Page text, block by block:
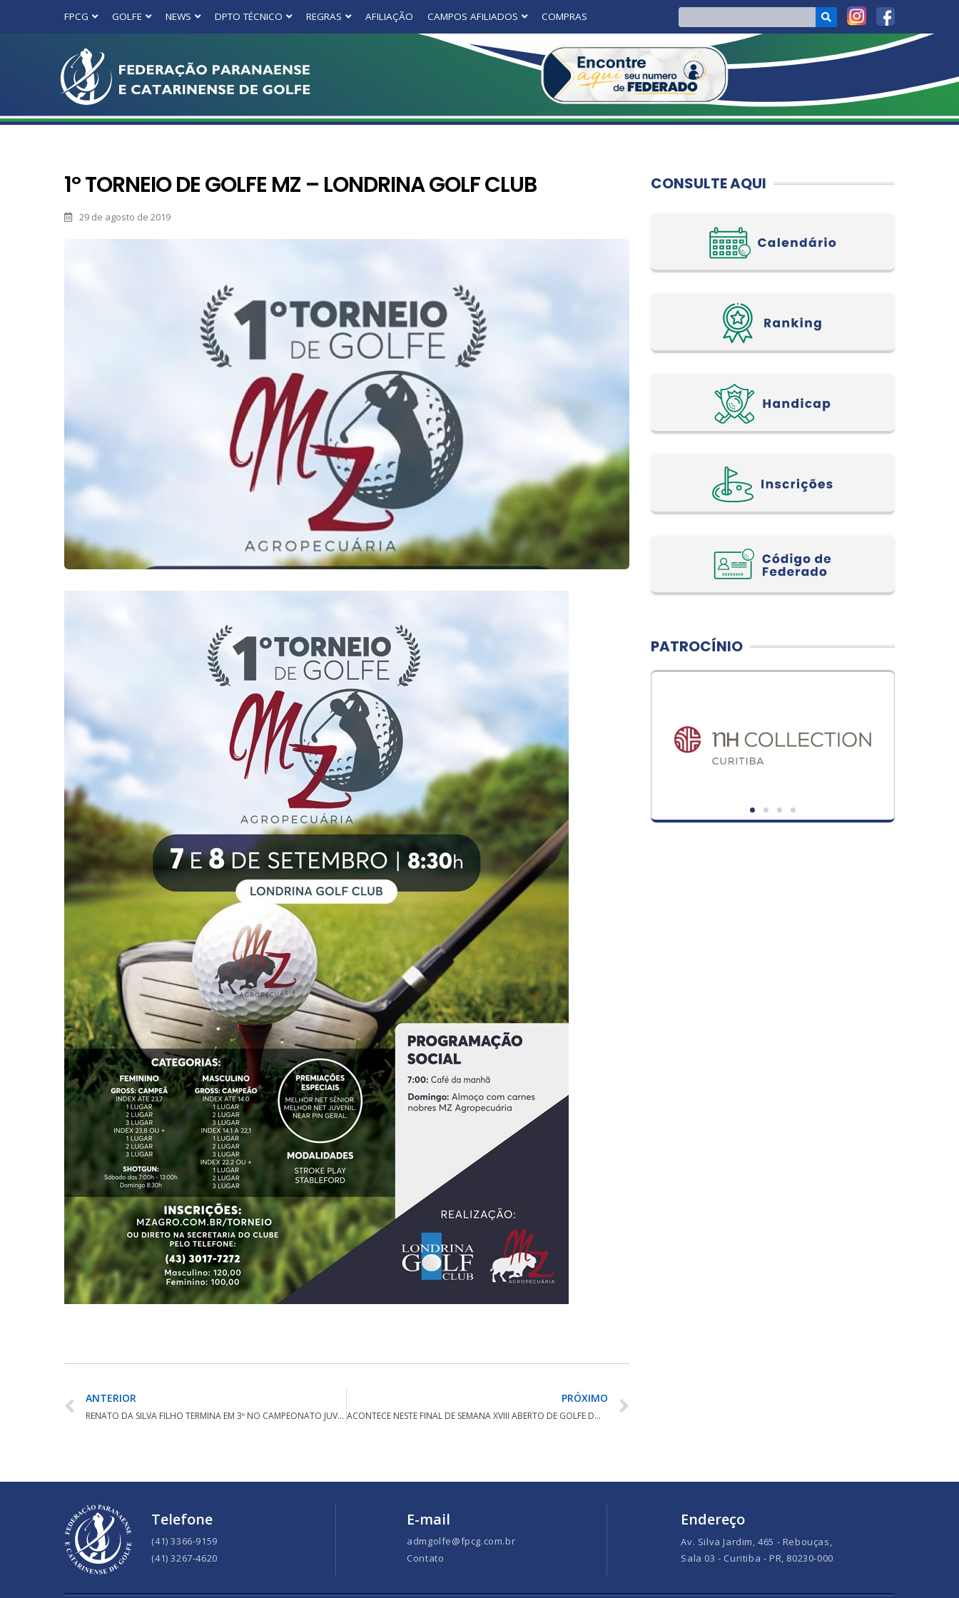
FPCG GOLFE NEWS DPTO TÉCNICO REGRAS AFILIAÇÃO CAMPOS AFILIADOS COMPRAS
1º TORNEIO DE GOLFE MZ – LONDRINA GOLF CLUB
29 de agosto de 2019
ANTERIOR
RENATO DA SILVA FILHO TERMINA EM 3º NO CAMPEONATO JUVENIL DO CHILE
PRÓXIMO
ACONTECE NESTE FINAL DE SEMANA XVIII ABERTO DE GOLFE DO ALPHAVILLE GRACIOSA CLUBE
CONSULTE AQUI
PATROCÍNIO
Telefone
(41) 3366-9159
(41) 3267-4620
E-mail
admgolfe@fpcg.com.br
Contato
Endereço
Av. Silva Jardim, 465 - Rebouças,
Sala 03 - Curitiba - PR, 80230-000